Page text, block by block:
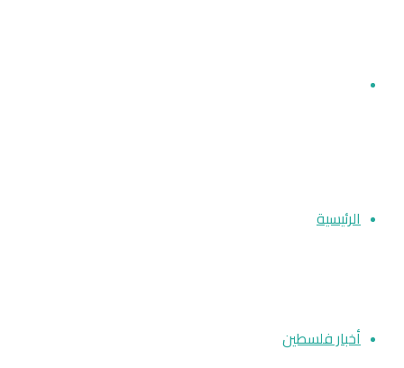
الرئيسية
أخبار فلسطين